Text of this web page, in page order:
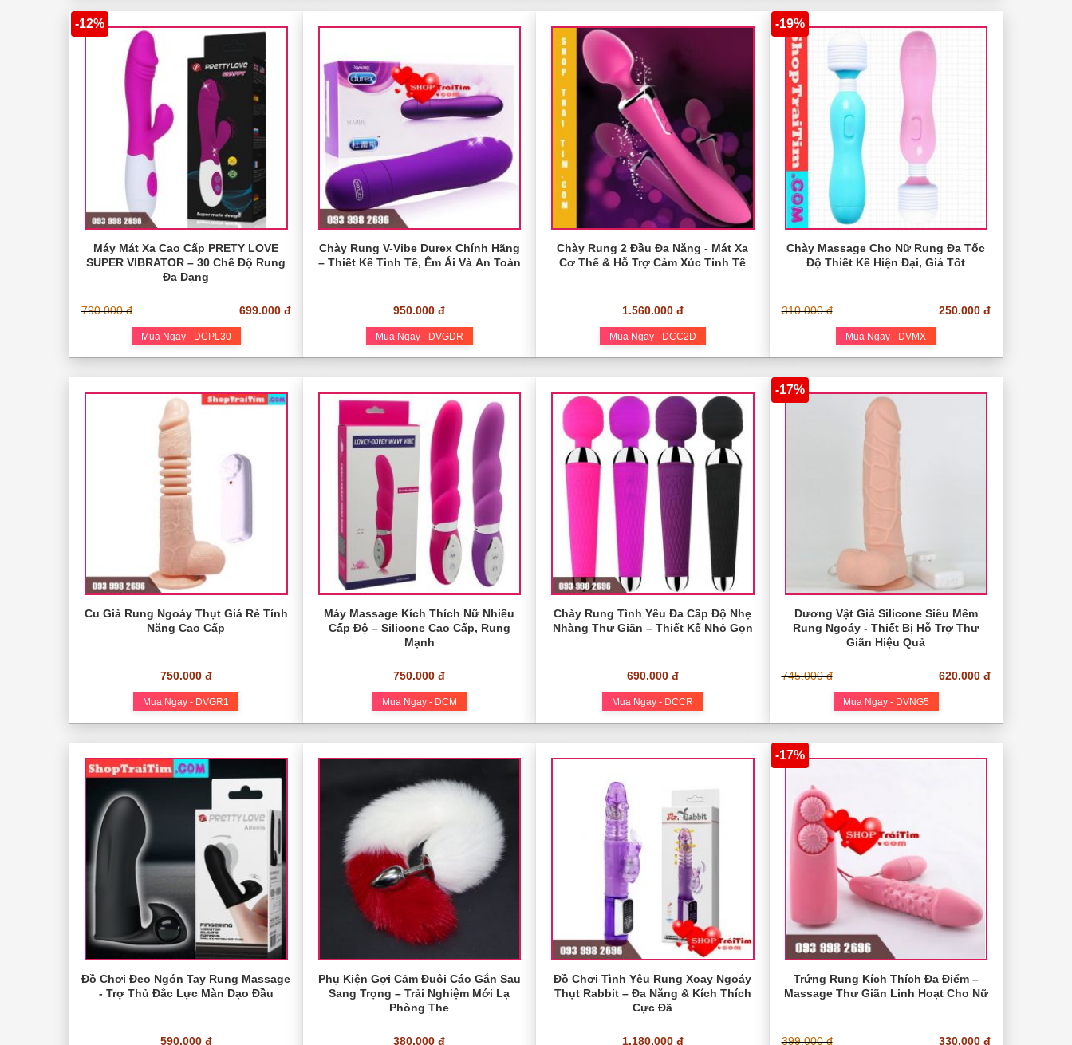
Máy Mát Xa Cao Cấp PRETY LOVE
SUPER VIBRATOR – 30 Chế Độ Rung
Đa Dạng
790.000 đ 699.000 đ
-12%
Mua Ngay - DCPL30
Chày Rung V-Vibe Durex Chính Hãng
– Thiết Kế Tinh Tế, Êm Ái Và An Toàn
950.000 đ
Mua Ngay - DVGDR
Chày Rung 2 Đầu Đa Năng - Mát Xa
Cơ Thể & Hỗ Trợ Cảm Xúc Tinh Tế
1.560.000 đ
Mua Ngay - DCC2D
Chày Massage Cho Nữ Rung Đa Tốc
Độ Thiết Kế Hiện Đại, Giá Tốt
310.000 đ 250.000 đ
-19%
Mua Ngay - DVMX
Cu Giả Rung Ngoáy Thụt Giá Rẻ Tính
Năng Cao Cấp
750.000 đ
Mua Ngay - DVGR1
Máy Massage Kích Thích Nữ Nhiều
Cấp Độ – Silicone Cao Cấp, Rung
Mạnh
750.000 đ
Mua Ngay - DCM
Chày Rung Tình Yêu Đa Cấp Độ Nhẹ
Nhàng Thư Giãn – Thiết Kế Nhỏ Gọn
690.000 đ
Mua Ngay - DCCR
Dương Vật Giả Silicone Siêu Mềm
Rung Ngoáy - Thiết Bị Hỗ Trợ Thư
Giãn Hiệu Quả
745.000 đ 620.000 đ
-17%
Mua Ngay - DVNG5
Đồ Chơi Đeo Ngón Tay Rung Massage
- Trợ Thủ Đắc Lực Màn Dạo Đầu
590.000 đ
Phụ Kiện Gợi Cảm Đuôi Cáo Gắn Sau
Sang Trọng – Trải Nghiệm Mới Lạ
Phòng The
380.000 đ
Đồ Chơi Tình Yêu Rung Xoay Ngoáy
Thụt Rabbit – Đa Năng & Kích Thích
Cực Đã
1.180.000 đ
Trứng Rung Kích Thích Đa Điểm –
Massage Thư Giãn Linh Hoạt Cho Nữ
399.000 đ 330.000 đ
-17%